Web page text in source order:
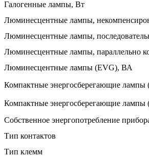
Галогенные лампы, Вт
Люминесцентные лампы,
Люминесцентные лампы,
Люминесцентные лампы, параллельно
Люминесцентные лампы (EVG), ВА
Компактные энергосберегающие
Компактные энергосберегающие
Собственное энергопотребление
Тип контактов
Тип клемм